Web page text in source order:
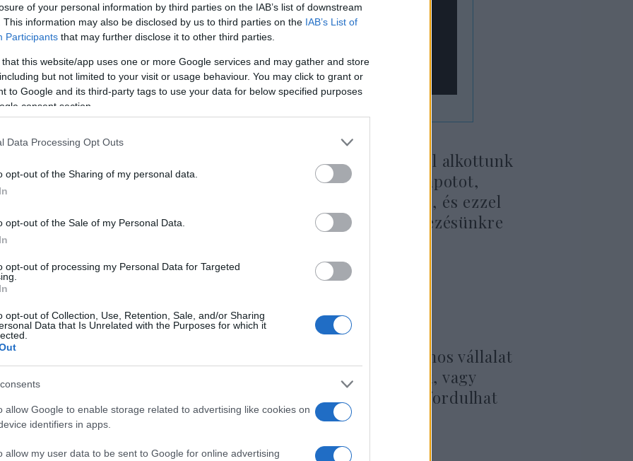
of your personal information by third parties on the IAB’s list of downstream
This information may also be disclosed by us to third parties on the IAB’s List of
Participants that may further disclose it to other third parties.
that this website/app uses one or more Google services and may gather and store
but not limited to your visit or usage behaviour. You may click to grant or
to Google and its third-party tags to use your data for below specified purposes
consent section.
Data Processing Opt Outs
opt-out of the Sharing of my personal data.
opt-out of the Sale of my Personal Data.
opt-out of processing my Personal Data for Targeted
opt-out of Collection, Use, Retention, Sale, and/or Sharing
Data that Is Unrelated with the Purposes for which it
allow Google to enable storage related to advertising like cookies on
identifiers in apps.
allow my user data to be sent to Google for online advertising
„A hulladékgyűjtőkben felgyülemlő háztartási hulladékból alkottunk
természetes anyagot úgy, hogy megelőzzük azt az állapotot,
amikor lebomlásuk során ártalmas gázok szabadulnak fel, és ezzel
más anyaggal helyettesítettük a szűkösen rendelkezésünkre
álló és drága, olajból készülő műanyagot.”
a UBQ alapítója és vezérigazgatója, Jack (Tato) Bigio.
„Áldás ez az ipar számára. Az elmúlt tíz-húsz évben számos vállalat
jelentkezett megoldásokkal, melyek végül mind hamisnak, vagy
hazugságnak bizonyultak. Ez most már soha többé nem fordulhat